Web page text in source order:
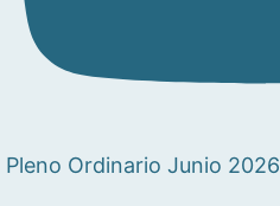
Pleno Ordinario Junio 2026